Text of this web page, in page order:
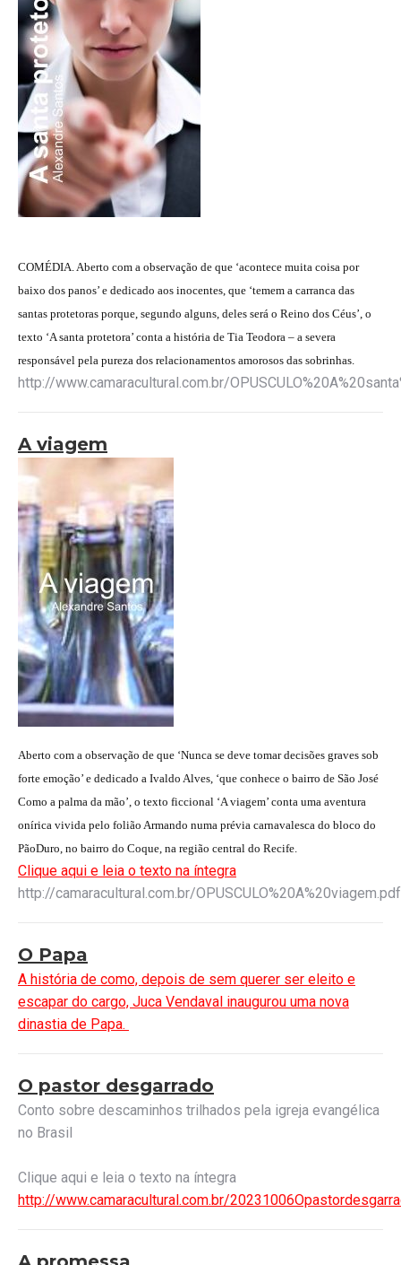
COMÉDIA. Aberto com a observação de que ‘acontece muita coisa por
baixo dos panos’ e dedicado aos inocentes, que ‘temem a carranca das
santas protetoras porque, segundo alguns, deles será o Reino dos Céus’, o
texto ‘A santa protetora’ conta a história de Tia Teodora – a severa
responsável pela pureza dos relacionamentos amorosos das sobrinhas.
http://www.camaracultural.com.br/
A viagem
Aberto com a observação de que ‘Nunca se deve tomar decisões graves sob
forte emoção’ e dedicado a Ivaldo Alves, ‘que conhece o bairro de São José
Como a palma da mão’, o texto ficcional ‘A viagem’ conta uma aventura
onírica vivida pelo folião Armando numa prévia carnavalesca do bloco do
PãoDuro, no bairro do Coque, na região central do Recife.
Clique aqui e leia o texto na íntegra
http://camaracultural.com.br/OPUSCULO%20A%20viagem.pdf
O Papa
A história de como, depois de sem querer ser eleito e
escapar do cargo, Juca Vendaval inaugurou uma nova
dinastia de Papa.
O pastor desgarrado
Conto sobre descaminhos trilhados pela igreja evangélica
no Brasil
Clique aqui e leia o texto na íntegra
http://www.camaracultural.com.br/